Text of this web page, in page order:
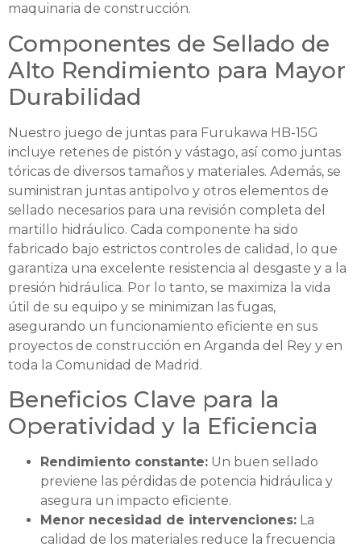
maquinaria de construcción.
Componentes de Sellado de
Alto Rendimiento para Mayor
Durabilidad
Nuestro juego de juntas para Furukawa HB-15G
incluye retenes de pistón y vástago, así como juntas
tóricas de diversos tamaños y materiales. Además, se
suministran juntas antipolvo y otros elementos de
sellado necesarios para una revisión completa del
martillo hidráulico. Cada componente ha sido
fabricado bajo estrictos controles de calidad, lo que
garantiza una excelente resistencia al desgaste y a la
presión hidráulica. Por lo tanto, se maximiza la vida
útil de su equipo y se minimizan las fugas,
asegurando un funcionamiento eficiente en sus
proyectos de construcción en Arganda del Rey y en
toda la Comunidad de Madrid.
Beneficios Clave para la
Operatividad y la Eficiencia
Rendimiento constante: Un buen sellado
previene las pérdidas de potencia hidráulica y
asegura un impacto eficiente.
Menor necesidad de intervenciones: La
calidad de los materiales reduce la frecuencia